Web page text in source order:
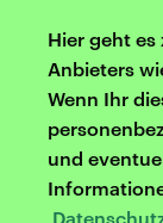
Hier geht
Anbieters
Wenn Ihr
und